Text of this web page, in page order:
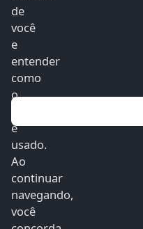
de
você
e
entender
como
o
é
usado.
Ao
continuar
navegando,
você